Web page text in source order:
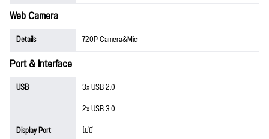
Web Camera
Details 720P Camera&Mic
Port & Interface
USB
3x USB 2.0
2x USB 3.0
Display Port
ไม่มี